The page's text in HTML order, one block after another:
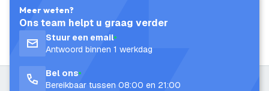
Meer weten?
Ons team helpt u graag verder
Stuur een email
Antwoord binnen 1 werkdag
Bel ons
Bereikbaar tussen 08:00 en 21:00